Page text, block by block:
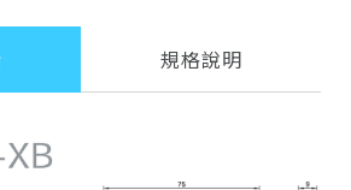
規格說明